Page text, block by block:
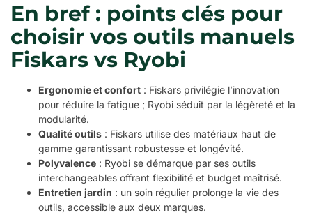
En bref : points clés pour
choisir vos outils manuels
Fiskars vs Ryobi
Ergonomie et confort : Fiskars privilégie l’innovation
pour réduire la fatigue ; Ryobi séduit par la légèreté et la
modularité.
Qualité outils : Fiskars utilise des matériaux haut de
gamme garantissant robustesse et longévité.
Polyvalence : Ryobi se démarque par ses outils
interchangeables offrant flexibilité et budget maîtrisé.
Entretien jardin : un soin régulier prolonge la vie des
outils, accessible aux deux marques.